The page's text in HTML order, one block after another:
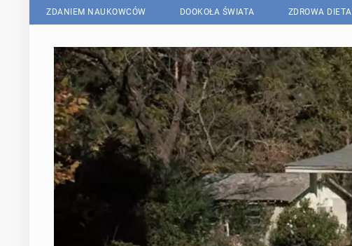
ZDANIEM NAUKOWCÓW DOOKOŁA ŚWIATA ZDROWA DIETA